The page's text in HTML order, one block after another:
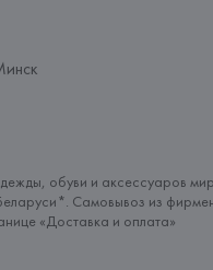
обуви и аксессуаров
Самовывоз из
«Доставка и оплата»